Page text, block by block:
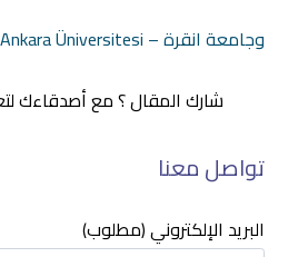
وجامعة انقرة – Ankara Üniversitesi
شارك المقال ؟ مع أصدقاءك
تواصل معنا
البريد الإلكتروني (مطلوب)